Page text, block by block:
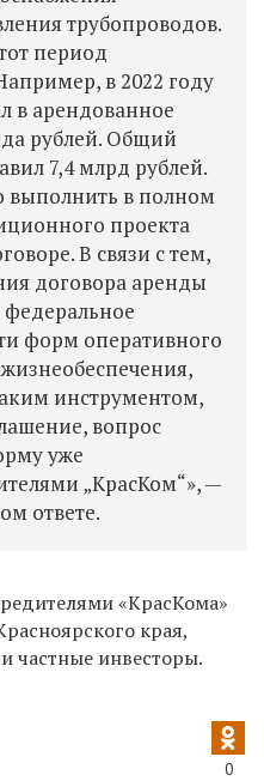
трубопроводов.
период
в 2022 году
в арендованное
рублей. Общий
7,4 млрд рублей.
в полном
проекта
В связи с тем,
договора аренды
федеральное
форм оперативного
инструментом,
вопрос
уже
„КрасКом“», —
ответе.
«КрасКома»
края,
частные инвесторы.
0